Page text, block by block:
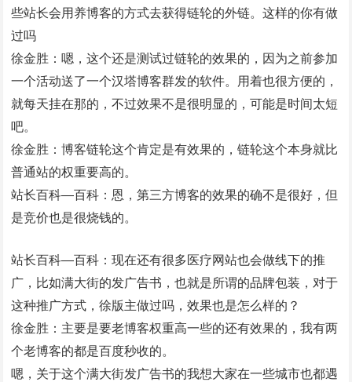
些站长会用养博客的方式去获得链轮的外链。这样的你有做
过吗
徐金胜：嗯，这个还是测试过链轮的效果的，因为之前参加
一个活动送了一个汉塔博客群发的软件。用着也很方便的，
就每天挂在那的，不过效果不是很明显的，可能是时间太短
吧。
徐金胜：博客链轮这个肯定是有效果的，链轮这个本身就比
普通站的权重要高的。
站长百科—百科：恩，第三方博客的效果的确不是很好，但
是竞价也是很烧钱的。
站长百科—百科：现在还有很多医疗网站也会做线下的推
广，比如满大街的发广告书，也就是所谓的品牌包装，对于
这种推广方式，徐版主做过吗，效果也是怎么样的？
徐金胜：主要是要老博客权重高一些的还有效果的，我有两
个老博客的都是百度秒收的。
嗯，关于这个满大街发广告书的我想大家在一些城市也都遇